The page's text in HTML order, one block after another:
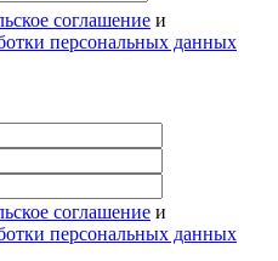
соглашение и
персональных данных
соглашение и
персональных данных